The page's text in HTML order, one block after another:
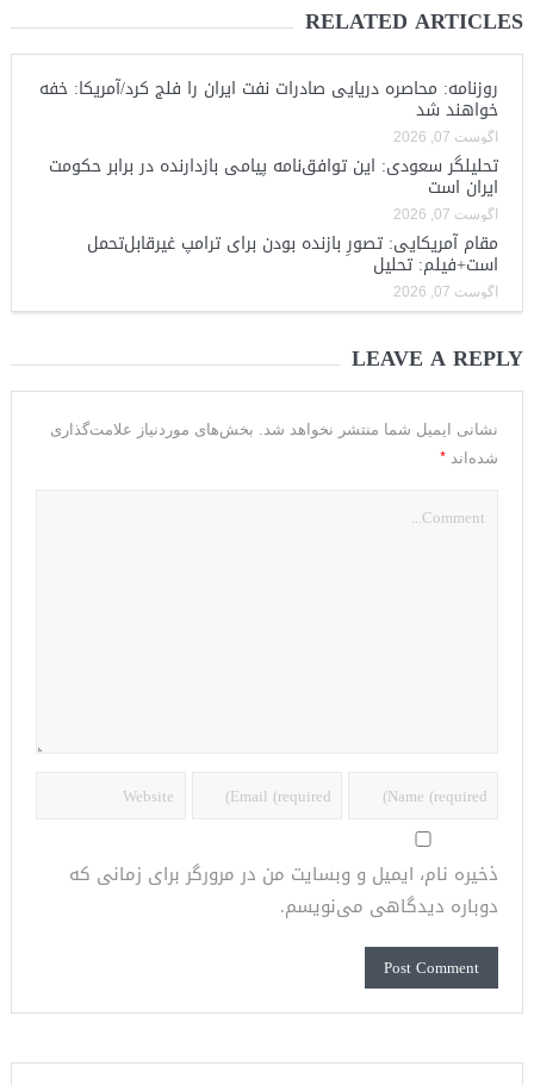
RELATED ARTICLES
روزنامه: محاصره دریایی صادرات نفت ایران را فلج کرد/آمریکا: خفه
خواهند شد
آگوست 07, 2026
تحلیلگر سعودی: این توافق‌نامه پیامی بازدارنده در برابر حکومت
ایران است
آگوست 07, 2026
مقام آمریکایی: تصورِ بازنده بودن برای ترامپ غیرقابل‌تحمل
است+فیلم: تحلیل
آگوست 07, 2026
LEAVE A REPLY
نشانی ایمیل شما منتشر نخواهد شد. بخش‌های موردنیاز علامت‌گذاری
شده‌اند *
ذخیره نام، ایمیل و وبسایت من در مرورگر برای زمانی که
دوباره دیدگاهی می‌نویسم.